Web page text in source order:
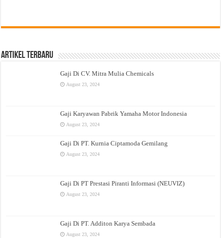
Artikel Terbaru
Gaji Di CV. Mitra Mulia Chemicals
August 23, 2024
Gaji Karyawan Pabrik Yamaha Motor Indonesia
August 23, 2024
Gaji Di PT. Kurnia Ciptamoda Gemilang
August 23, 2024
Gaji Di PT Prestasi Piranti Informasi (NEUVIZ)
August 23, 2024
Gaji Di PT. Additon Karya Sembada
August 23, 2024